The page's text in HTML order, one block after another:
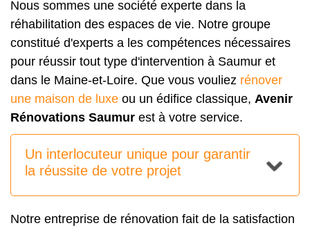
Nous sommes une société experte dans la
réhabilitation des espaces de vie. Notre groupe
constitué d'experts a les compétences nécessaires
pour réussir tout type d'intervention à Saumur et
dans le Maine-et-Loire. Que vous vouliez rénover
une maison de luxe ou un édifice classique, Avenir
Rénovations Saumur est à votre service.
Un interlocuteur unique pour garantir
la réussite de votre projet
Notre entreprise de rénovation fait de la satisfaction